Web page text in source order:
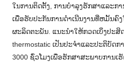
ໃນການຕິດຕັ້ງ, ການບໍາລຸງຮັກສາແລະກ
ເພື່ອຮັບປະກັນການດໍາເນີນງານທີ່ຫມັ້ນຄົ
ຜະລິດຕະພັນ. ແນະນໍາໃຫ້ກວດເບິ່ງປະສິ
thermostatic ເປັນປະຈໍາແລະປະຕິບັດ
3000 ຊົ່ວໂມງເພື່ອຮັກສາສະພາບການເ